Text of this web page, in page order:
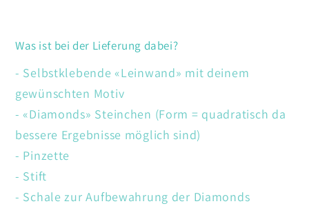
Was ist bei der Lieferung dabei?
- Selbstklebende «Leinwand» mit deinem
gewünschten Motiv
- «Diamonds» Steinchen (Form = quadratisch da
bessere Ergebnisse möglich sind)
- Pinzette
- Stift
- Schale zur Aufbewahrung der Diamonds